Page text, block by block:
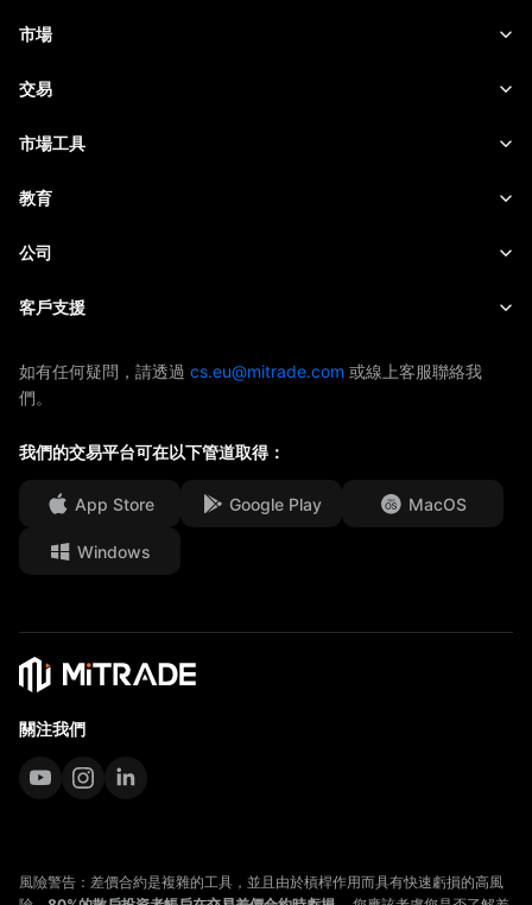
市場
外匯
商品
交易
交易平台
風險管理
市場工具
財經日曆
即時新聞
教育
快速入門
EBook
公司
關於Mitrade
獎項及榮譽
媒體中心
工作機會
法律文件
客戶支援
幫助中心
常見問題
如有任何疑問，請透過 cs.eu@mitrade.com 或線上客服聯絡我
們。
我們的交易平台可在以下管道取得：
App Store Google Play MacOS
Windows
關注我們
風險警告：差價合約是複雜的工具，並且由於槓桿作用而具有快速虧損的高風